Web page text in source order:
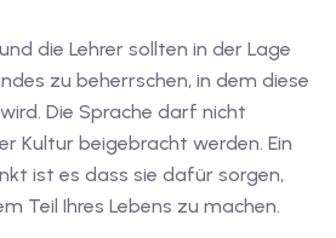
die Lehrer sollten in der Lage
zu beherrschen, in dem diese
Die Sprache darf nicht
Kultur beigebracht werden. Ein
ist es dass sie dafür sorgen,
Teil Ihres Lebens zu machen.